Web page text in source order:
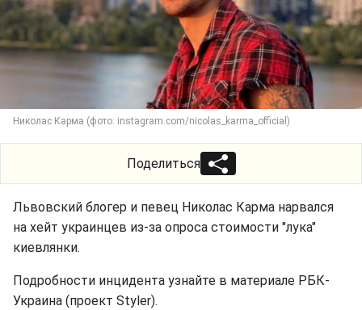
Николас Карма (фото: instagram.com/nicolas_karma_official)
Поделиться
Львовский блогер и певец Николас Карма нарвался
на хейт украинцев из-за опроса стоимости "лука"
киевлянки.
Подробности инцидента узнайте в материале РБК-
Украина (проект Styler).